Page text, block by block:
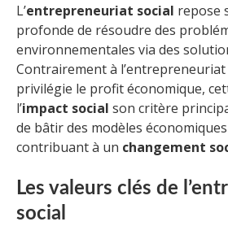
L’entrepreneuriat social repose
profonde de résoudre des
environnementales via des
Contrairement à
privilégie le profit économique,
l’impact social son critère
de bâtir des modèles
contribuant à un changement
Les valeurs clés de
social